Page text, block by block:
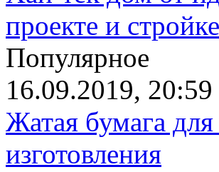
проекте и стройке
Популярное
16.09.2019, 20:59
Жатая бумага
изготовления